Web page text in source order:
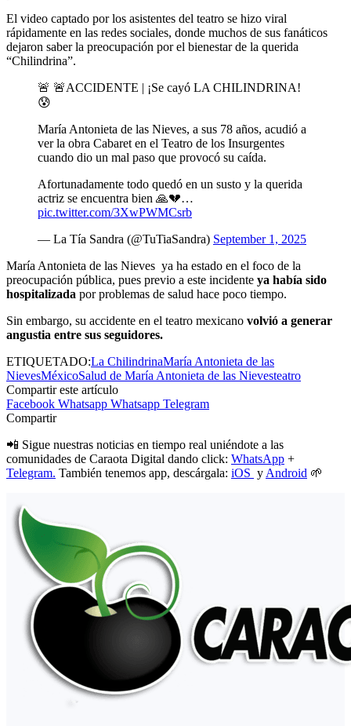
El video captado por los asistentes del teatro se hizo viral
rápidamente en las redes sociales, donde muchos de sus fanáticos
dejaron saber la preocupación por el bienestar de la querida
“Chilindrina”.
🚨 🚨ACCIDENTE | ¡Se cayó LA CHILINDRINA!
😰
María Antonieta de las Nieves, a sus 78 años, acudió a
ver la obra Cabaret en el Teatro de los Insurgentes
cuando dio un mal paso que provocó su caída.
Afortunadamente todo quedó en un susto y la querida
actriz se encuentra bien 🙏💔…
pic.twitter.com/3XwPWMCsrb
— La Tía Sandra (@TuTiaSandra) September 1, 2025
María Antonieta de las Nieves ya ha estado en el foco de la
preocupación pública, pues previo a este incidente ya había sido
hospitalizada por problemas de salud hace poco tiempo.
Sin embargo, su accidente en el teatro mexicano volvió a generar
angustia entre sus seguidores.
ETIQUETADO:La ChilindrinaMaría Antonieta de las
NievesMéxicoSalud de María Antonieta de las Nievesteatro
Compartir este artículo
Facebook Whatsapp Whatsapp Telegram
Compartir
📲 Sigue nuestras noticias en tiempo real uniéndote a las
comunidades de Caraota Digital dando click: WhatsApp +
Telegram. También tenemos app, descárgala: iOS y Android 🌱